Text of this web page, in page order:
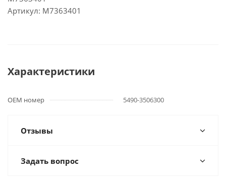
Артикул: M7363401
Характеристики
OEM номер 5490-3506300
Отзывы
Задать вопрос